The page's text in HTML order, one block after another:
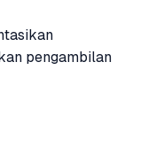
pengambilan